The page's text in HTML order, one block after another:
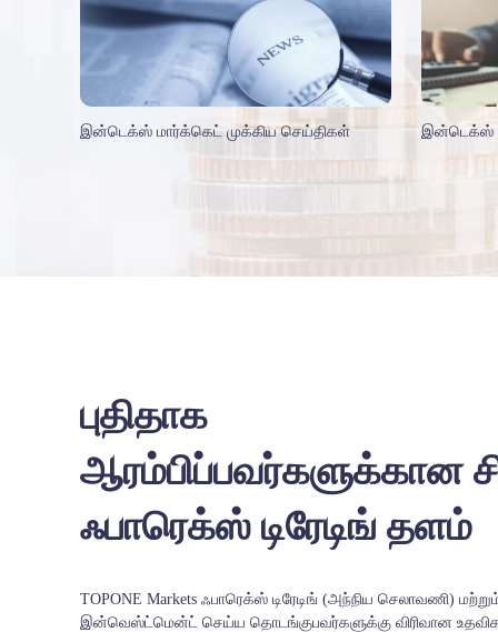
இன்டெக்ஸ் மார்க்கெட் முக்கிய செய்திகள் இன்டெக்ஸ்
புதிதாக
ஆரம்பிப்பவர்களுக்கான
ஃபாரெக்ஸ் டிரேடிங் தளம்
TOPONE Markets ஃபாரெக்ஸ் டிரேடிங் (அந்நிய செலாவணி)
இன்வெஸ்ட்மென்ட் செய்ய தொடங்குபவர்களுக்கு விரிவான